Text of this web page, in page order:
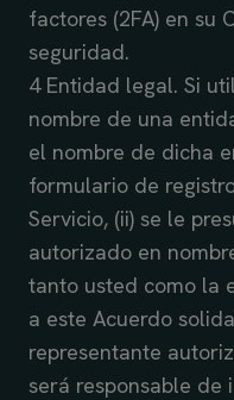
factores (2FA) en su
seguridad.
4 Entidad legal. Si
nombre de una
el nombre de dicha
formulario de
Servicio, (ii) se le
autorizado en
tanto usted como la
a este Acuerdo
representante
será responsable